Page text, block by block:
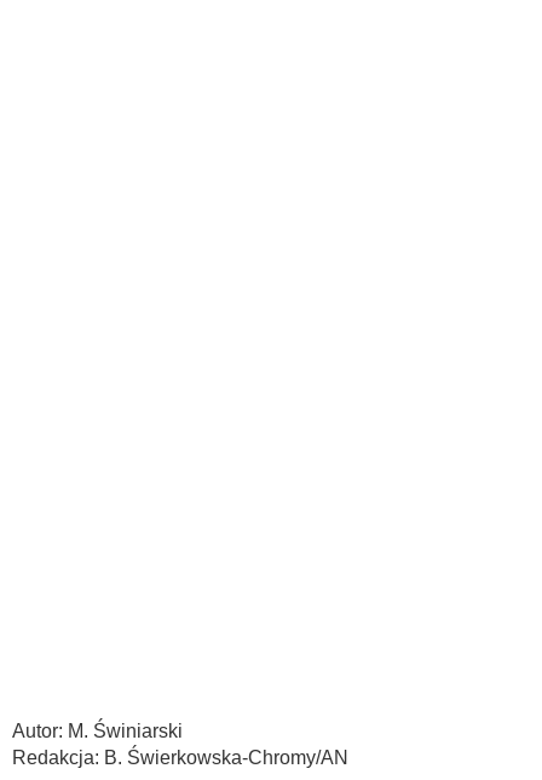
Autor: M. Świniarski
Redakcja: B. Świerkowska-Chromy/AN